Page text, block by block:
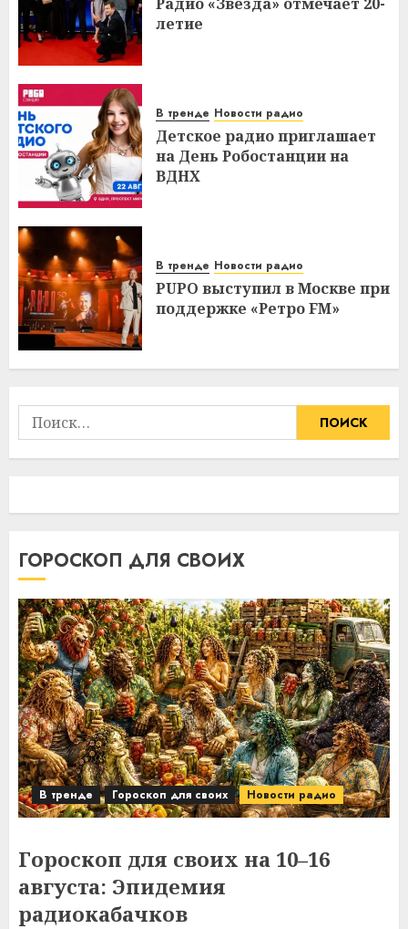
летие
В тренде Новости радио
Детское радио приглашает
на День Робостанции на
ВДНХ
В тренде Новости радио
PUPO выступил в Москве при
поддержке «Ретро FM»
Найти:
ГОРОСКОП ДЛЯ СВОИХ
В тренде Гороскоп для своих Новости радио
Гороскоп для своих на 10–16
августа: Эпидемия
радиокабачков